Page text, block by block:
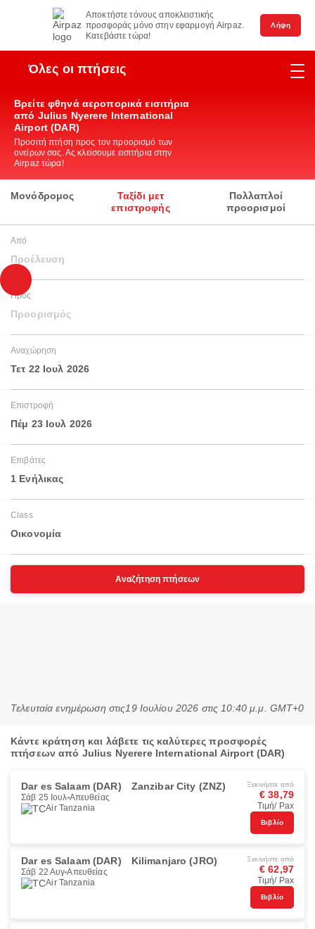
Αποκτήστε τόνους αποκλειστικής
προσφοράς μόνο στην εφαρμογή Airpaz.
Κατεβάστε τώρα!
Λήψη
Όλες οι πτήσεις
Βρείτε φθηνά αεροπορικά εισιτήρια
από Julius Nyerere International
Airport (DAR)
Προσιτή πτήση προς τον προορισμό των
ονείρων σας. Ας κλείσουμε εισιτήρια στην
Airpaz τώρα!
Μονόδρομος
Ταξίδι μετ
επιστροφής
Πολλαπλοί
προορισμοί
Από
Προέλευση
Προς
Προορισμός
Αναχώρηση
Τετ 22 Ιουλ 2026
Επιστροφή
Πέμ 23 Ιουλ 2026
Επιβάτες
1 Ενήλικας
Class
Οικονομία
Αναζήτηση πτήσεων
Τελευταία ενημέρωση στις19 Ιουλίου 2026 στις 10:40 μ.μ. GMT+0
Κάντε κράτηση και λάβετε τις καλύτερες προσφορές
πτήσεων από Julius Nyerere International Airport (DAR)
Dar es Salaam (DAR) Zanzibar City (ZNZ)
Σάβ 25 Ιουλ Απευθείας
Air Tanzania
Ξεκινήστε από
€ 38,79
Τιμή/ Pax
Βιβλίο
Dar es Salaam (DAR) Kilimanjaro (JRO)
Σάβ 22 Αυγ Απευθείας
Air Tanzania
Ξεκινήστε από
€ 62,97
Τιμή/ Pax
Βιβλίο